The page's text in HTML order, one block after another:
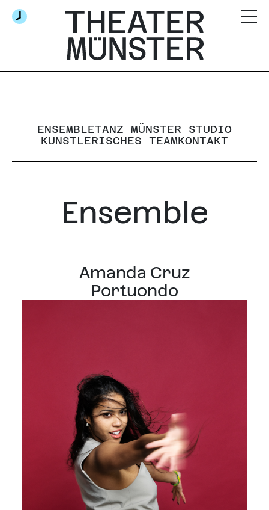
ENSEMBLETANZ MÜNSTER STUDIO
KÜNSTLERISCHES TEAMKONTAKT
Ensemble
Amanda Cruz
Portuondo